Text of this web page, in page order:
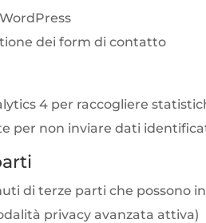
dei form di contatto
4 per raccogliere
per non inviare dati
di terze parti che possono
privacy avanzata attiva)